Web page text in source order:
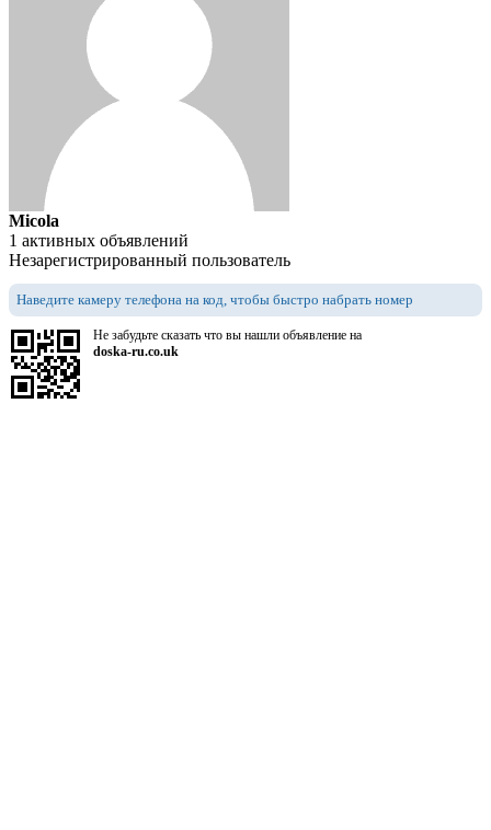
Micola
1 активных объявлений
Незарегистрированный пользователь
Наведите камеру телефона на код, чтобы быстро набрать номер
Не забудьте сказать что вы нашли объявление на
doska-ru.co.uk